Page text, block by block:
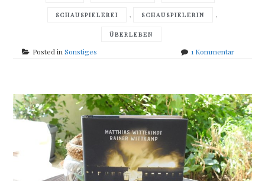
SCHAUSPIELEREI , SCHAUSPIELERIN ,
ÜBERLEBEN
Posted inSonstiges 1 Kommentarzu
Die
einzige
Frau
im
Raum